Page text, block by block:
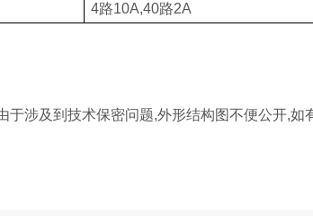
4路10A,40路2A
于涉及到技术保密问题,外形结构图不便公开,